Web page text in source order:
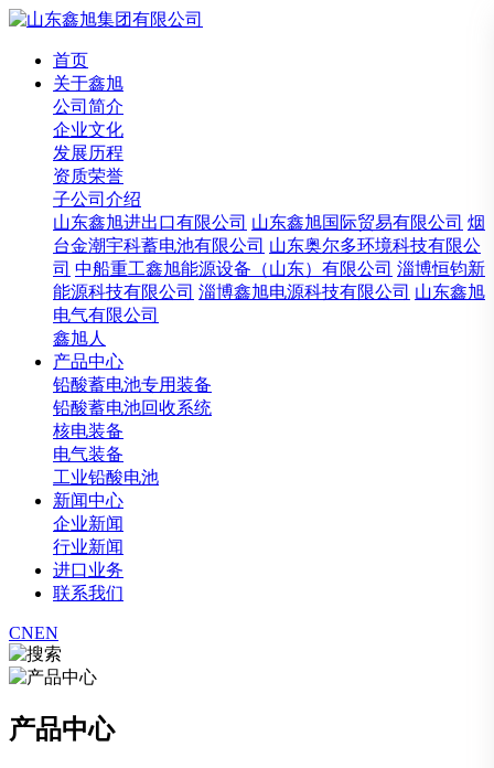
首页
关于鑫旭
公司简介
企业文化
发展历程
资质荣誉
子公司介绍
山东鑫旭进出口有限公司 山东鑫旭国际贸易有限公司 烟
台金潮宇科蓄电池有限公司 山东奥尔多环境科技有限公
司 中船重工鑫旭能源设备（山东）有限公司 淄博恒钧新
能源科技有限公司 淄博鑫旭电源科技有限公司 山东鑫旭
电气有限公司
鑫旭人
产品中心
铅酸蓄电池专用装备
铅酸蓄电池回收系统
核电装备
电气装备
工业铅酸电池
新闻中心
企业新闻
行业新闻
进口业务
联系我们
CNEN
产品中心